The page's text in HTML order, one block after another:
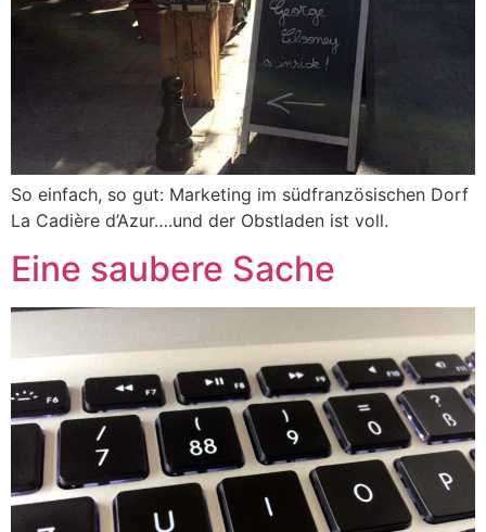
So einfach, so gut: Marketing im südfranzösischen Dorf
La Cadière d’Azur….und der Obstladen ist voll.
Eine saubere Sache